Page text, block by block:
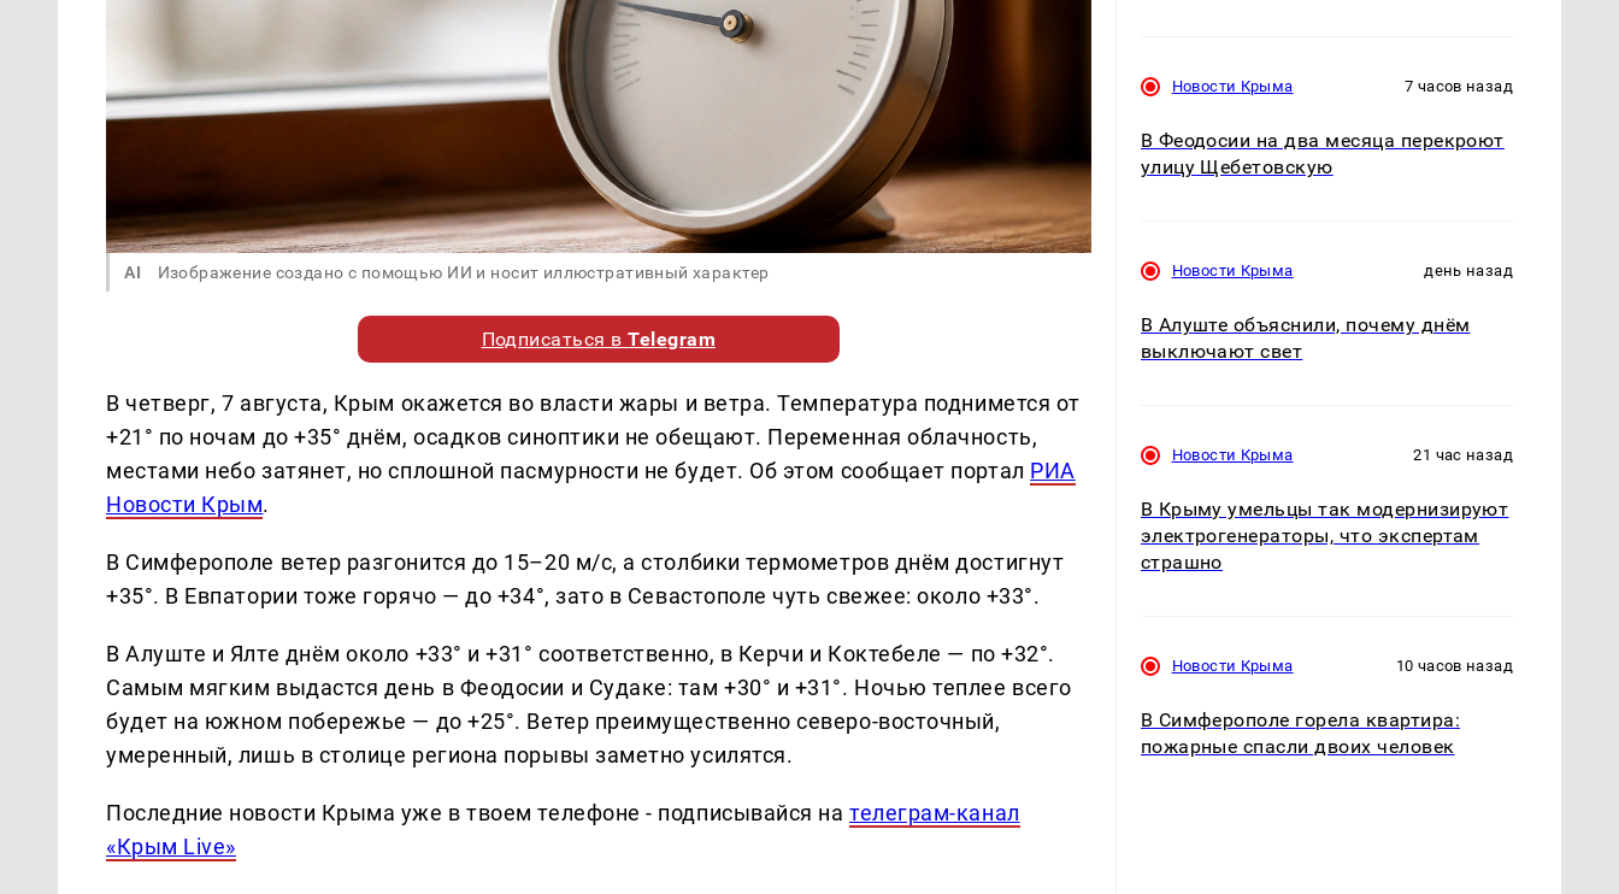
AI Изображение создано с помощью ИИ и носит иллюстративный характер
Подписаться вTelegram
В четверг, 7 августа, Крым окажется во власти жары и ветра. Температура поднимется от
+21° по ночам до +35° днём, осадков синоптики не обещают. Переменная облачность,
местами небо затянет, но сплошной пасмурности не будет. Об этом сообщает портал РИА
Новости Крым.
В Симферополе ветер разгонится до 15–20 м/с, а столбики термометров днём достигнут
+35°. В Евпатории тоже горячо — до +34°, зато в Севастополе чуть свежее: около +33°.
В Алуште и Ялте днём около +33° и +31° соответственно, в Керчи и Коктебеле — по +32°.
Самым мягким выдастся день в Феодосии и Судаке: там +30° и +31°. Ночью теплее всего
будет на южном побережье — до +25°. Ветер преимущественно северо-восточный,
умеренный, лишь в столице региона порывы заметно усилятся.
Последние новости Крыма уже в твоем телефоне - подписывайся нателеграм-канал
«Крым Live»
Новости Крыма 7 часов назад
В Феодосии на два месяца перекроют
улицу Щебетовскую
Новости Крыма день назад
В Алуште объяснили, почему днём
выключают свет
Новости Крыма 21 час назад
В Крыму умельцы так модернизируют
электрогенераторы, что экспертам
страшно
Новости Крыма 10 часов назад
В Симферополе горела квартира:
пожарные спасли двоих человек